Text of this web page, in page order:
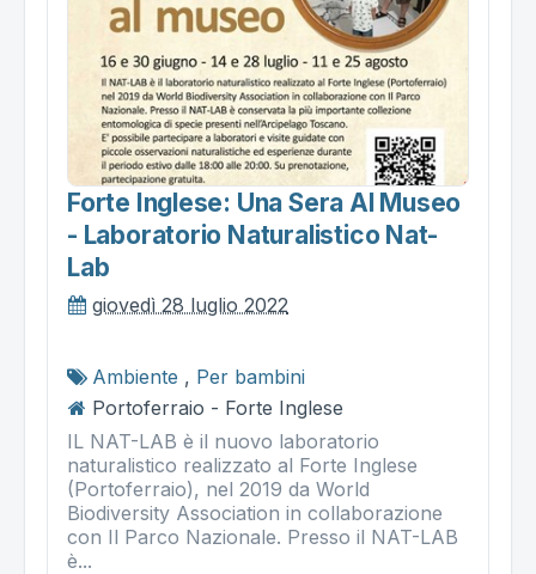
Forte Inglese: Una Sera Al Museo
- Laboratorio Naturalistico Nat-
Lab
giovedì 28 luglio 2022
Ambiente , Per bambini
Portoferraio - Forte Inglese
IL NAT-LAB è il nuovo laboratorio
naturalistico realizzato al Forte Inglese
(Portoferraio), nel 2019 da World
Biodiversity Association in collaborazione
con Il Parco Nazionale. Presso il NAT-LAB
è...